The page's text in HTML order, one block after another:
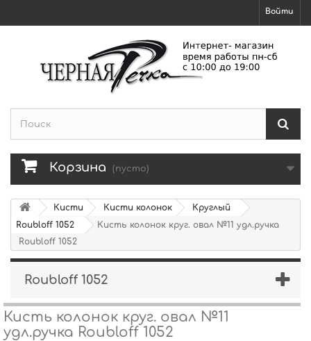
Войти
Корзина (пусто)
Кисти Кисти колонок
Круглый
Roubloff 1052
Кисть колонок круг. овал №11 удл.ручка
Roubloff 1052
Roubloff 1052
Кисть колонок круг. овал №11
удл.ручка Roubloff 1052